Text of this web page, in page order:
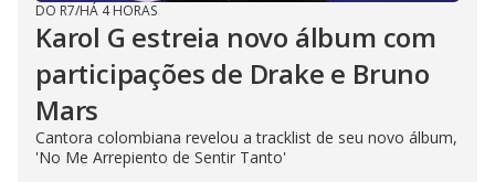
DO R7/HÁ 4 HORAS
Karol G estreia novo álbum com
participações de Drake e Bruno
Mars
Cantora colombiana revelou a ​tracklist de seu novo álbum,
'No Me Arrepiento de Sentir Tanto'